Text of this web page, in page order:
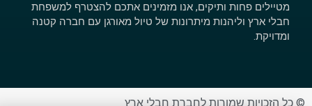
מטיילים פחות ותיקים, אנו מזמינים אתכם להצטרף למשפחת
חבלי ארץ וליהנות מיתרונות של טיול מאורגן עם חברה קטנה
ומדויקת.
כל הזכויות שמורות לחברת חבלי ארץ